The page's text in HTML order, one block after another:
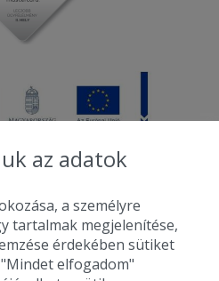
- Diston-line Kft.
kedvező áron, egy helyen az összes
étterem ajánlata.
az adatok
a személyre
tartalmak megjelenítése,
érdekében sütiket
elfogadom"